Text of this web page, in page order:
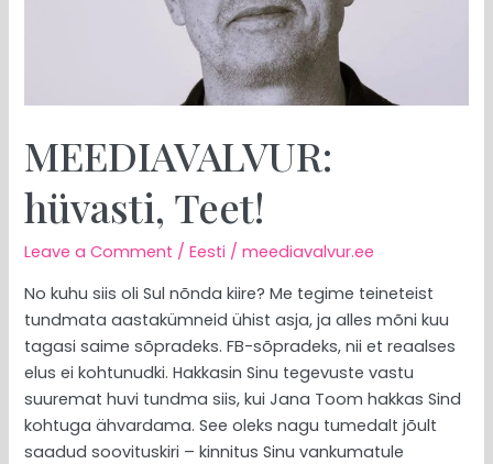
MEEDIAVALVUR:
hüvasti, Teet!
Leave a Comment /Eesti /meediavalvur.ee
No kuhu siis oli Sul nõnda kiire? Me tegime teineteist
tundmata aastakümneid ühist asja, ja alles mõni kuu
tagasi saime sõpradeks. FB-sõpradeks, nii et reaalses
elus ei kohtunudki. Hakkasin Sinu tegevuste vastu
suuremat huvi tundma siis, kui Jana Toom hakkas Sind
kohtuga ähvardama. See oleks nagu tumedalt jõult
saadud soovituskiri – kinnitus Sinu vankumatule